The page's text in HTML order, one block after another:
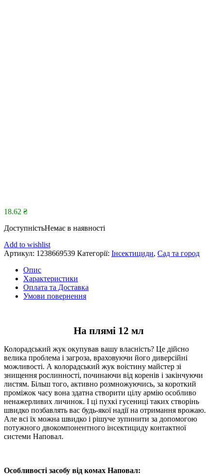
18.62 ₴
ДоступністьНемає в наявності
Add to wishlist
Артикул: 1238669539 Категорії: Інсектициди, Сад та город
Опис
Характеристики
Оплата та Доставка
Умови повернення
На плямі 12 мл
Колорадський жук окупував вашу власність? Це дійсно
велика проблема і загроза, враховуючи його диверсійні
можливості. А колорадський жук воістину майстер зі
знищення рослинності, починаючи від коренів і закінчуючи
листям. Більш того, активно розмножуючись, за короткий
проміжок часу вона здатна створити цілу армію особливо
ненажерливих личинок. І ці пухкі гусениці таких створінь
швидко позбавлять вас будь-якої надії на отримання врожаю.
Але всі їх можна швидко і рішуче зупинити за допомогою
потужного двокомпонентного інсектициду контактної
системи Наповал.
Особливості засобу від комах Наповал: